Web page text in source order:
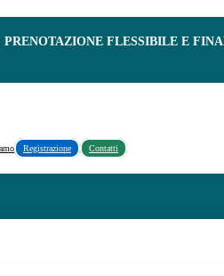
FLESSIBILE E
Registrazione Contatti